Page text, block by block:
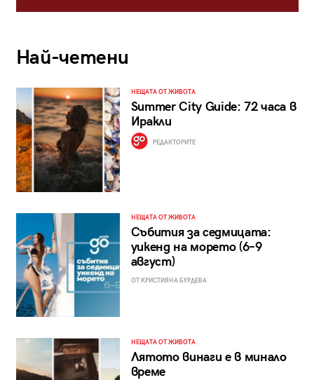
Най-четени
НЕЩАТА ОТ ЖИВОТА
Summer City Guide: 72 часа в
Иракли
РЕДАКТОРИТЕ
НЕЩАТА ОТ ЖИВОТА
Събития за седмицата:
уикенд на морето (6–9
август)
ОТ КРИСТИЯНА БУРДЕВА
НЕЩАТА ОТ ЖИВОТА
Лятото винаги е в минало
време